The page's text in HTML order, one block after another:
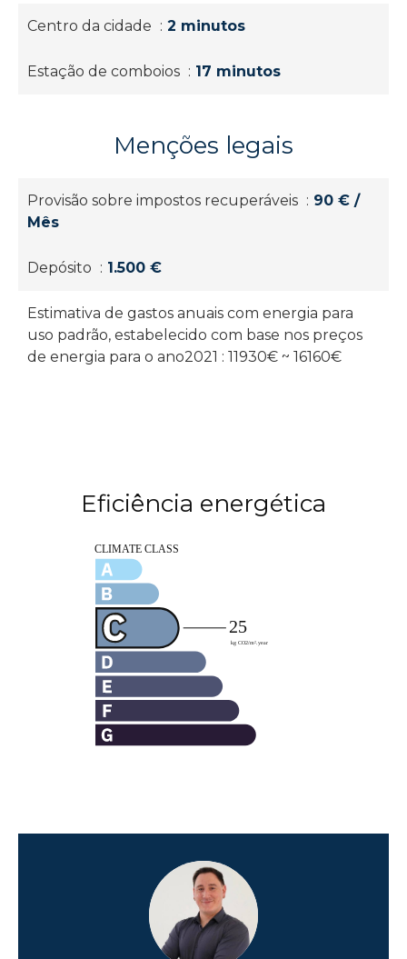
Centro da cidade 2 minutos
Estação de comboios 17 minutos
Menções legais
Provisão sobre impostos recuperáveis
90 € /
Mês
Depósito 1.500 €
Estimativa de gastos anuais com energia para
uso padrão, estabelecido com base nos preços
de energia para o ano2021 : 11930€ ~ 16160€
Eficiência energética